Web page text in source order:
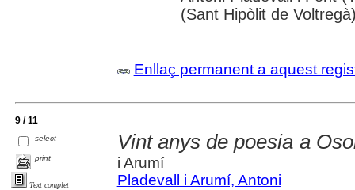
(Sant Hipòlit de
Enllaç permanent a aquest
9 / 11
select
print
Text complet
Vint anys de poesia a
i Arumí
Pladevall i Arumí, Antoni